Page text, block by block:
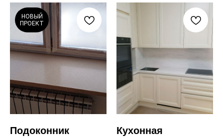
НОВЫЙ
ПРОЕКТ
Подоконник
Кухонная